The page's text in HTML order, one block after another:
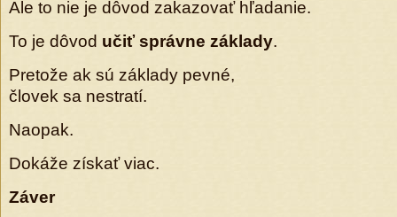
Ale to nie je dôvod zakazovať hľadanie.
To je dôvod učiť správne základy.
Pretože ak sú základy pevné,
človek sa nestratí.
Naopak.
Dokáže získať viac.
Záver